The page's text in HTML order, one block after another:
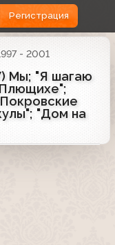
Регистрация
- 2001
Мы; "Я шагаю
"Дом на